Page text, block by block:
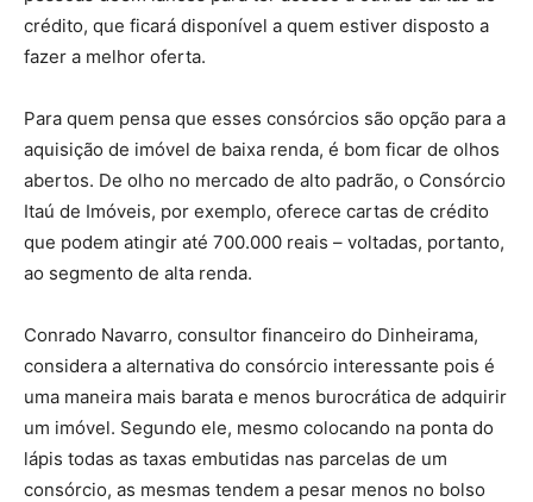
crédito, que ficará disponível a quem estiver disposto a
fazer a melhor oferta.
Para quem pensa que esses consórcios são opção para a
aquisição de imóvel de baixa renda, é bom ficar de olhos
abertos. De olho no mercado de alto padrão, o Consórcio
Itaú de Imóveis, por exemplo, oferece cartas de crédito
que podem atingir até 700.000 reais – voltadas, portanto,
ao segmento de alta renda.
Conrado Navarro, consultor financeiro do Dinheirama,
considera a alternativa do consórcio interessante pois é
uma maneira mais barata e menos burocrática de adquirir
um imóvel. Segundo ele, mesmo colocando na ponta do
lápis todas as taxas embutidas nas parcelas de um
consórcio, as mesmas tendem a pesar menos no bolso